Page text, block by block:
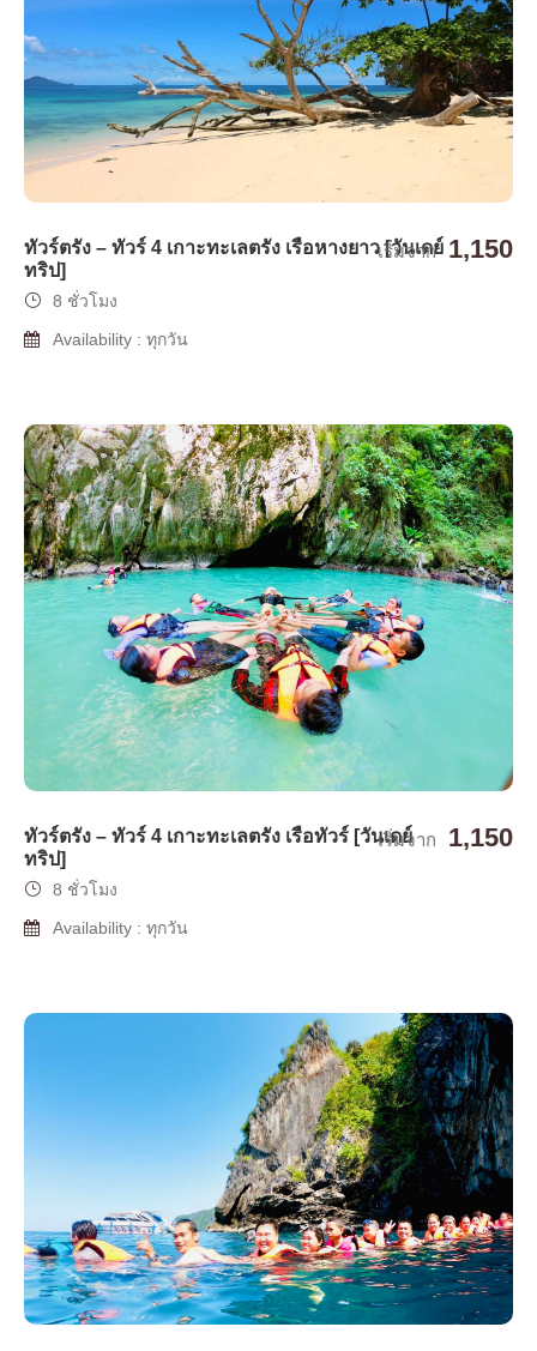
ทัวร์ตรัง – ทัวร์ 4 เกาะทะเลตรัง เรือหางยาว [วันเดย์
ทริป]
เริ่มจาก 1,150
8 ชั่วโมง
Availability : ทุกวัน
ทัวร์ตรัง – ทัวร์ 4 เกาะทะเลตรัง เรือทัวร์ [วันเดย์
ทริป]
เริ่มจาก 1,150
8 ชั่วโมง
Availability : ทุกวัน